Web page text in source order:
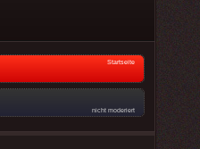
Startseite
nicht moderiert